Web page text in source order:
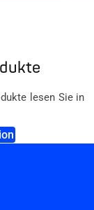
lesen Sie in